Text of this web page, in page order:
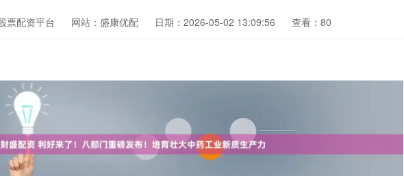
票配资平台 网站：盛康优配 日期：2026-05-02 13:09:56 查看：80